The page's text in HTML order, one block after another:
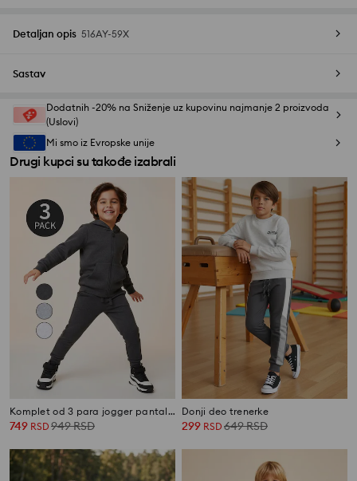
Detaljan opis 516AY-59X
Sastav
Dodatnih -20% na Sniženje uz kupovinu najmanje 2 proizvoda
(Uslovi)
Mi smo iz Evropske unije
Drugi kupci su takođe izabrali
Komplet od 3 para jogger pantalona
749 RSD 949RSD
Donji deo trenerke
299 RSD 649RSD